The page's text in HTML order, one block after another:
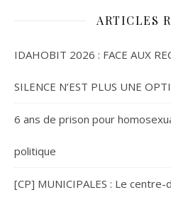
ARTICLES
IDAHOBIT 2026 : FACE AUX
SILENCE N’EST PLUS UNE
6 ans de prison pour
politique
[CP] MUNICIPALES : Le